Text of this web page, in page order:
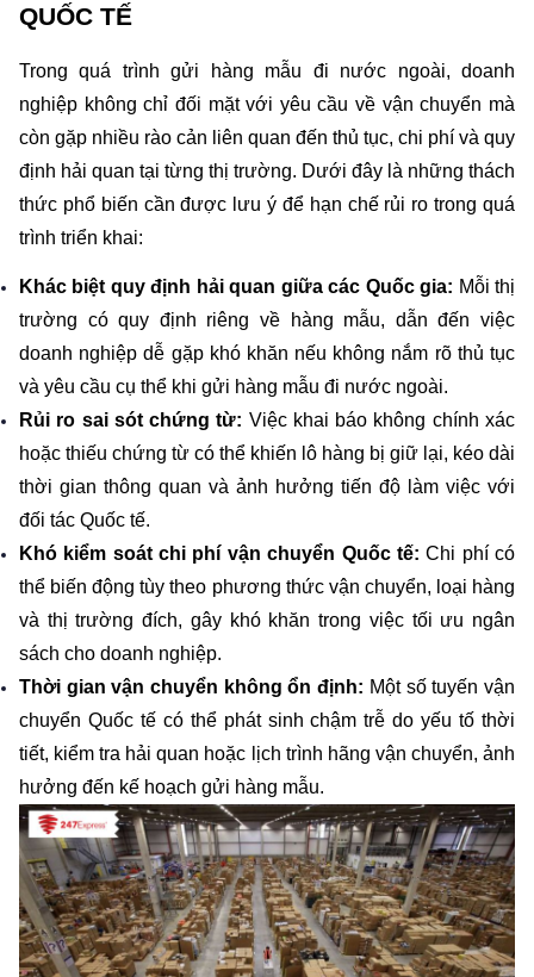
QUỐC TẾ
Trong quá trình gửi hàng mẫu đi nước ngoài, doanh
nghiệp không chỉ đối mặt với yêu cầu về vận chuyển mà
còn gặp nhiều rào cản liên quan đến thủ tục, chi phí và quy
định hải quan tại từng thị trường. Dưới đây là những thách
thức phổ biến cần được lưu ý để hạn chế rủi ro trong quá
trình triển khai:
Khác biệt quy định hải quan giữa các Quốc gia: Mỗi thị
trường có quy định riêng về hàng mẫu, dẫn đến việc
doanh nghiệp dễ gặp khó khăn nếu không nắm rõ thủ tục
và yêu cầu cụ thể khi gửi hàng mẫu đi nước ngoài.
Rủi ro sai sót chứng từ: Việc khai báo không chính xác
hoặc thiếu chứng từ có thể khiến lô hàng bị giữ lại, kéo dài
thời gian thông quan và ảnh hưởng tiến độ làm việc với
đối tác Quốc tế.
Khó kiểm soát chi phí vận chuyển Quốc tế: Chi phí có
thể biến động tùy theo phương thức vận chuyển, loại hàng
và thị trường đích, gây khó khăn trong việc tối ưu ngân
sách cho doanh nghiệp.
Thời gian vận chuyển không ổn định: Một số tuyến vận
chuyển Quốc tế có thể phát sinh chậm trễ do yếu tố thời
tiết, kiểm tra hải quan hoặc lịch trình hãng vận chuyển, ảnh
hưởng đến kế hoạch gửi hàng mẫu.